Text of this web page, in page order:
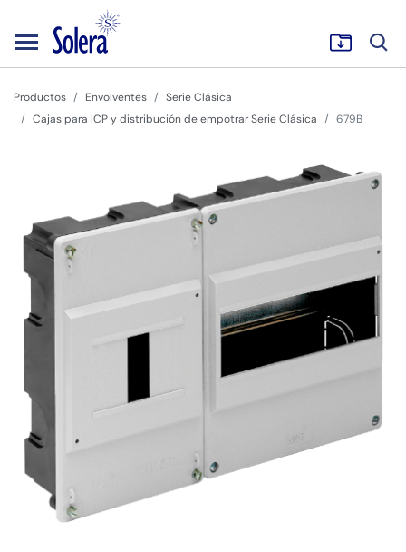
Productos Envolventes
Serie Clásica
Cajas para ICP y distribución de empotrar Serie Clásica
679B